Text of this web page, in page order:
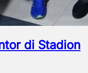
di Stadion